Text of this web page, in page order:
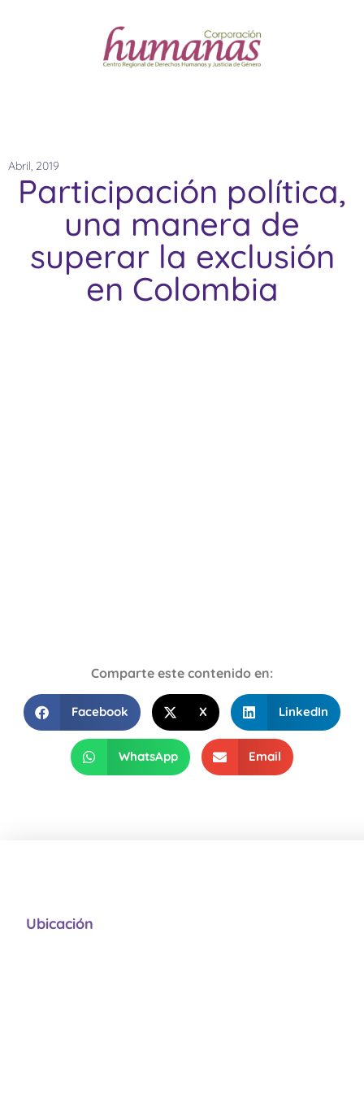
Abril, 2019
Participación política,
una manera de
superar la exclusión
en Colombia
Comparte este contenido en:
Facebook X LinkedIn
WhatsApp Email
Ubicación